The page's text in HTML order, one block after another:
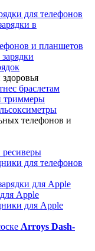
для телефонов
в
и планшетов
браслетам
триммеры
телефонов и
ресиверы
для телефонов
для Apple
Apple
для Apple
Arroys Dash-